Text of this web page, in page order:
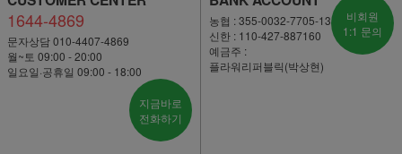
1644-4869
문자상담 010-4407-4869
월~토 09:00 - 20:00
일요일·공휴일 09:00 - 18:00
지금바로
전화하기
농협 : 355-0032-7705-13
신한 : 110-427-887160
예금주 :
플라워리퍼블릭(박상현)
비회원
1:1 문의